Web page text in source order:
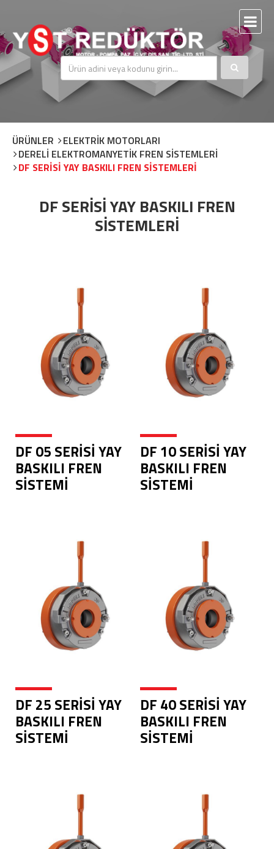
ÜRÜNLER
ELEKTRİK MOTORLARI
DERELİ ELEKTROMANYETİK FREN SİSTEMLERİ
DF SERİSİ YAY BASKILI FREN SİSTEMLERİ
DF SERİSİ YAY BASKILI FREN
SİSTEMLERİ
DF 05 SERİSİ YAY
BASKILI FREN
SİSTEMİ
DF 10 SERİSİ YAY
BASKILI FREN
SİSTEMİ
DF 25 SERİSİ YAY
BASKILI FREN
SİSTEMİ
DF 40 SERİSİ YAY
BASKILI FREN
SİSTEMİ